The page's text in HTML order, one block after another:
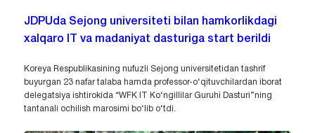
JDPUda Sejong universiteti bilan hamkorlikdagi
xalqaro IT va madaniyat dasturiga start berildi
Koreya Respublikasining nufuzli Sejong universitetidan tashrif
buyurgan 23 nafar talaba hamda professor-o‘qituvchilardan iborat
delegatsiya ishtirokida “WFK IT Ko‘ngillilar Guruhi Dasturi”ning
tantanali ochilish marosimi bo‘lib o‘tdi.